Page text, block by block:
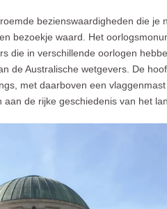
bezienswaardigheden die je
bezoekje waard. Het
die in verschillende oorlogen
de Australische wetgevers. De
met daarboven een
de rijke geschiedenis van het